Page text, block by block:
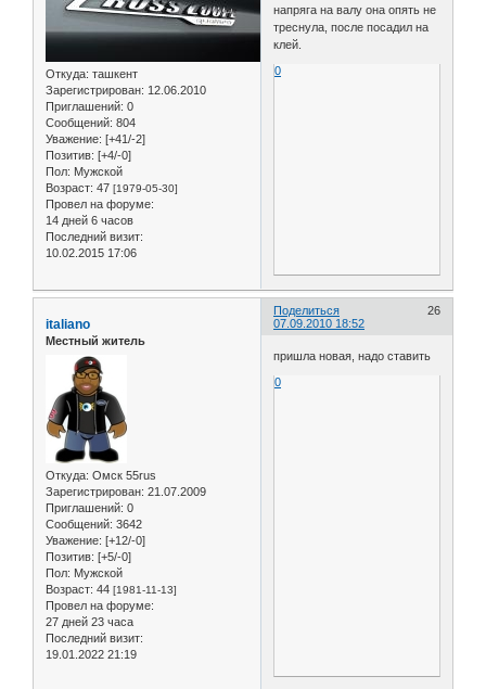
Откуда: ташкент
Зарегистрирован: 12.06.2010
Приглашений: 0
Сообщений: 804
Уважение: [+41/-2]
Позитив: [+4/-0]
Пол: Мужской
Возраст: 47 [1979-05-30]
Провел на форуме:
14 дней 6 часов
Последний визит:
10.02.2015 17:06
напряга на валу она опять не
треснула, после посадил на
клей.
0
Поделиться
26
07.09.2010 18:52
italiano
Местный житель
Откуда: Омск 55rus
Зарегистрирован: 21.07.2009
Приглашений: 0
Сообщений: 3642
Уважение: [+12/-0]
Позитив: [+5/-0]
Пол: Мужской
Возраст: 44 [1981-11-13]
Провел на форуме:
27 дней 23 часа
Последний визит:
19.01.2022 21:19
пришла новая, надо ставить
0